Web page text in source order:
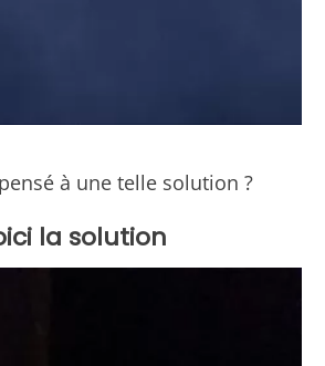
à une telle solution ?
la solution